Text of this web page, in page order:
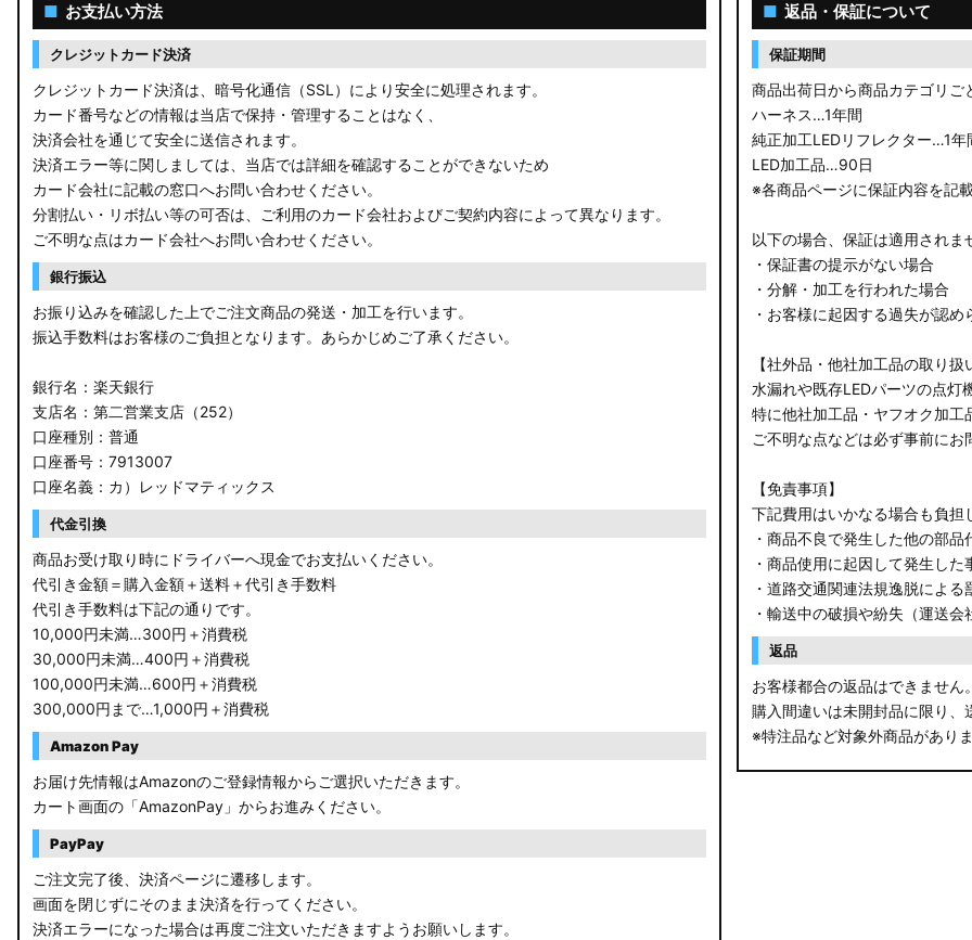
ZWR90W/ZWR95W/MZRA90W/MZRA95W ノア/ヴォクシー
ZRR80 ノア/ヴォクシー
MXPL10G/MXPL15G/MXPC10G シエンタ
NHP17/NSP17NCP17 シエンタ
M900A/M910A ルーミー
A200A/A210A ライズ
E52 エルグランド
T32 エクストレイル
C28 セレナ
B21A デイズルークス
E13 ノート
E12 ノート
B44A/B45A B47A/B48A ルークス ハイウェイスター
JF3/4 N-BOX カスタム
JH3/4 N-WGN
JH1/2 N-WGN
RT5/6 RW1/2 CR-V
RV5/6 RV3/4 ヴェゼル
■ お支払い方法
クレジットカード決済
クレジットカード決済は、暗号化通信（SSL）により安全に処理されます。
カード番号などの情報は当店で保持・管理することはなく、
決済会社を通じて安全に送信されます。
決済エラー等に関しましては、当店では詳細を確認することができないため
カード会社に記載の窓口へお問い合わせください。
分割払い・リボ払い等の可否は、ご利用のカード会社およびご契約内容によって異なります。
ご不明な点はカード会社へお問い合わせください。
銀行振込
お振り込みを確認した上でご注文商品の発送・加工を行います。
振込手数料はお客様のご負担となります。あらかじめご了承ください。
銀行名：楽天銀行
支店名：第二営業支店（252）
口座種別：普通
口座番号：7913007
口座名義：カ）レッドマティックス
代金引換
商品お受け取り時にドライバーへ現金でお支払いください。
代引き金額＝購入金額＋送料＋代引き手数料
代引き手数料は下記の通りです。
10,000円未満…300円＋消費税
30,000円未満…400円＋消費税
100,000円未満…600円＋消費税
300,000円まで…1,000円＋消費税
Amazon Pay
お届け先情報はAmazonのご登録情報からご選択いただきます。
カート画面の「AmazonPay」からお進みください。
PayPay
ご注文完了後、決済ページに遷移します。
画面を閉じずにそのまま決済を行ってください。
決済エラーになった場合は再度ご注文いただきますようお願いします。
■ 返品・保証について
保証期間
商品出荷日から商品カテゴリご
ハーネス…1年間
純正加工LEDリフレクター…1年
LED加工品…90日
※各商品ページに保証内容を記
以下の場合、保証は適用されま
・保証書の提示がない場合
・分解・加工を行われた場合
・お客様に起因する過失が認め
【社外品・他社加工品の取り扱
水漏れや既存LEDパーツの点灯
特に他社加工品・ヤフオク加
ご不明な点などは必ず事前にお
【免責事項】
下記費用はいかなる場合も負担
・商品不良で発生した他の部
・商品使用に起因して発生し
・道路交通関連法規逸脱による
・輸送中の破損や紛失（運送会
返品
お客様都合の返品はできません。
購入間違いは未開封品に限り、
※特注品など対象外商品があり